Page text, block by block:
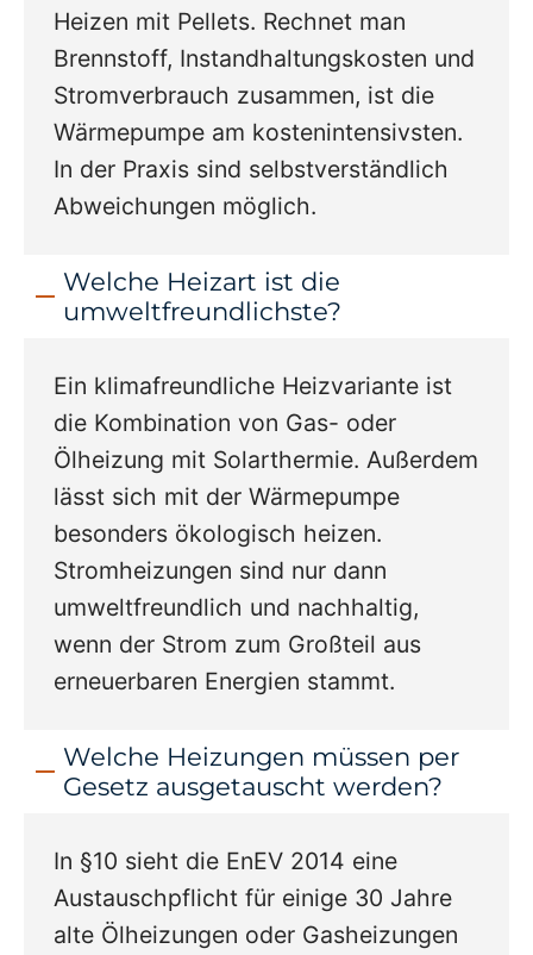
Heizen mit Pellets. Rechnet man
Brennstoff, Instandhaltungskosten und
Stromverbrauch zusammen, ist die
Wärmepumpe am kostenintensivsten.
In der Praxis sind selbstverständlich
Abweichungen möglich.
Welche Heizart ist die
umweltfreundlichste?
Ein klimafreundliche Heizvariante ist
die Kombination von Gas- oder
Ölheizung mit Solarthermie. Außerdem
lässt sich mit der Wärmepumpe
besonders ökologisch heizen.
Stromheizungen sind nur dann
umweltfreundlich und nachhaltig,
wenn der Strom zum Großteil aus
erneuerbaren Energien stammt.
Welche Heizungen müssen per
Gesetz ausgetauscht werden?
In §10 sieht die EnEV 2014 eine
Austauschpflicht für einige 30 Jahre
alte Ölheizungen oder Gasheizungen